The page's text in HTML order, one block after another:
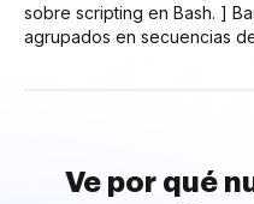
sobre scripting en Bash. ]
agrupados en secuencias
Ve por qué